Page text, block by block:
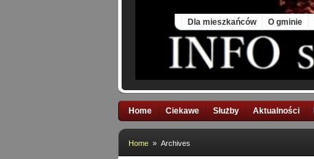
Dla mieszkańców O gminie
Home Ciekawe Służby Aktualności
Home » Archives